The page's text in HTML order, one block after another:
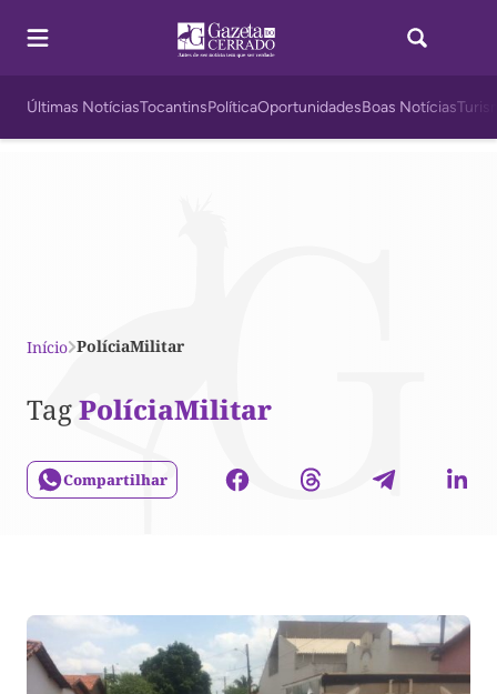
Últimas NotíciasTocantinsPolíticaOportunidadesBoas Notícias
Início PolíciaMilitar
TagPolíciaMilitar
Compartilhar